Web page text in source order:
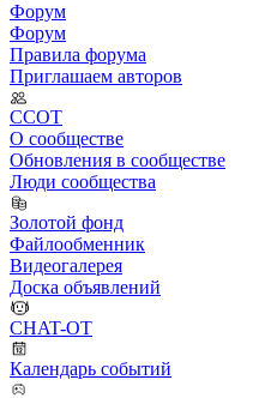
Форум
Форум
Правила форума
Приглашаем авторов
ССОТ
О сообществе
Обновления в сообществе
Люди сообщества
Золотой фонд
Файлообменник
Видеогалерея
Доска объявлений
CHAT-OT
Календарь событий